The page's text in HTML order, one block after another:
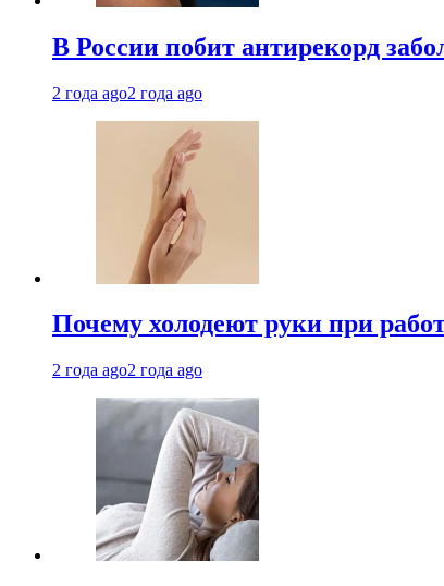
В России побит антирекорд
2 года ago2 года ago
Почему холодеют руки при
2 года ago2 года ago